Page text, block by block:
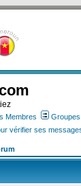
Membres
vérifier ses